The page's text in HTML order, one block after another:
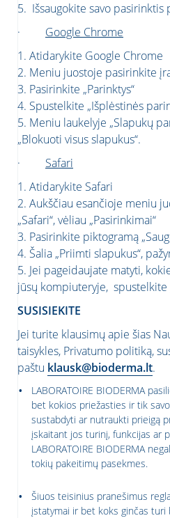
5. Išsaugokite savo pasirinktis
· Google Chrome
1. Atidarykite Google Chrome
2. Meniu juostoje pasirinkite
3. Pasirinkite „Parinktys“
4. Spustelkite „Išplėstinės
5. Meniu laukelyje „Slapukų
„Blokuoti visus slapukus“.
· Safari
1. Atidarykite Safari
2. Aukščiau esančioje meniu
„Safari“, vėliau „Pasirinkimai“
3. Pasirinkite piktogramą
4. Šalia „Priimti slapukus“,
5. Jei pageidaujate matyti,
jūsų kompiuteryje, spustelkite
SUSISIEKITE
Jei turite klausimų apie šias
taisykles, Privatumo politiką,
paštu klausk@bioderma.lt.
LABORATOIRE BIODERMA
bet kokios priežasties ir tik
sustabdyti ar nutraukti prieigą
įskaitant jos turinį, funkcijas ar
LABORATOIRE BIODERMA
tokių pakeitimų pasekmes.
Šiuos teisinius pranešimus
įstatymai ir bet koks ginčas turi